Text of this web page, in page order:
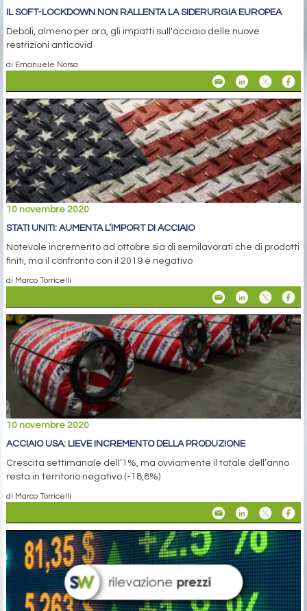
IL SOFT-LOCKDOWN NON RALLENTA LA SIDERURGIA EUROPEA
Deboli, almeno per ora, gli impatti sull'acciaio delle nuove
restrizioni anticovid
di Emanuele Norsa
10 novembre 2020
STATI UNITI: AUMENTA L’IMPORT DI ACCIAIO
Notevole incremento ad ottobre sia di semilavorati che di prodotti
finiti, ma il confronto con il 2019 è negativo
di Marco Torricelli
10 novembre 2020
ACCIAIO USA: LIEVE INCREMENTO DELLA PRODUZIONE
Crescita settimanale dell’1%, ma ovviamente il totale dell’anno
resta in territorio negativo (-18,8%)
di Marco Torricelli